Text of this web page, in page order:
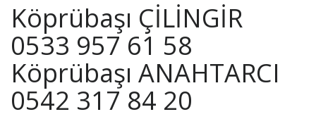
Köprübaşı ÇİLİNGİR
0533 957 61 58
Köprübaşı ANAHTARCI
0542 317 84 20